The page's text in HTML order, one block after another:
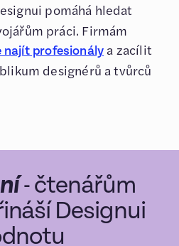
pomáhá hledat
práci. Firmám
najít profesionály a zacílit
designérů a tvůrců
- čtenářům
Designui